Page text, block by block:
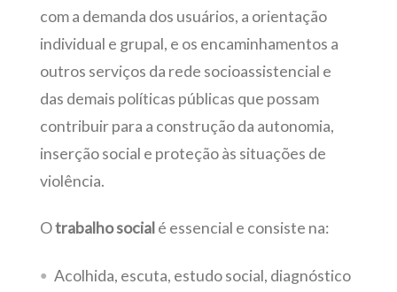
com a demanda dos usuários, a orientação
individual e grupal, e os encaminhamentos a
outros serviços da rede socioassistencial e
das demais políticas públicas que possam
contribuir para a construção da autonomia,
inserção social e proteção às situações de
violência.
Otrabalho social é essencial e consiste na:
Acolhida, escuta, estudo social, diagnóstico